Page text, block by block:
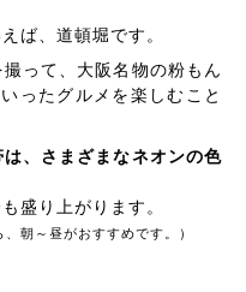
ば、道頓堀です。
って、大阪名物の粉もん
ったグルメを楽しむこと
、さまざまなネオンの色
盛り上がります。
朝～昼がおすすめです。）